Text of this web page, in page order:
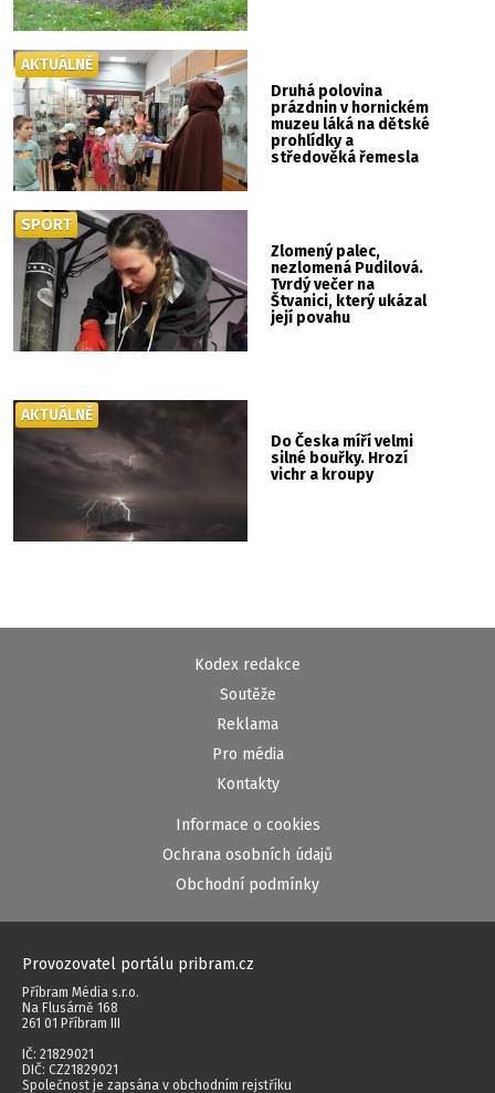
Druhá polovina
prázdnin v hornickém
muzeu láká na dětské
prohlídky a
středověká řemesla
AKTUÁLNĚ
Zlomený palec,
nezlomená Pudilová.
Tvrdý večer na
Štvanici, který ukázal
její povahu
SPORT
Do Česka míří velmi
silné bouřky. Hrozí
vichr a kroupy
AKTUÁLNĚ
Kodex redakce
Soutěže
Reklama
Pro média
Kontakty
Informace o cookies
Ochrana osobních údajů
Obchodní podmínky
Provozovatel portálu pribram.cz
Příbram Média s.r.o.
Na Flusárně 168
261 01 Příbram III
IČ: 21829021
DIČ: CZ21829021
Společnost je zapsána v obchodním rejstříku